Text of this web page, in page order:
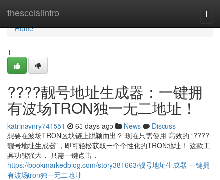
thesocialintro
Home
Home
1
????靓号地址生成器：一键拥
有波场TRON独一无二地址！
katrinavnry741551 63 days ago News
Discuss
想要在波场TRON区块链上脱颖而出？ 现在只需使用 高效的 “????
靓号地址生成器”，即可轻松获取一个个性化的TRON地址！ 这款工
具功能强大， 只需一键点击，
https://bookmarkedblog.com/story381663/靓号地址生成器-一键拥
有波场tron独一无二地址